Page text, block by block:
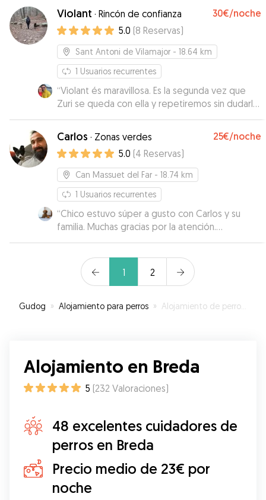
va contactar amb la Paula com si la conegués de
tota la vida. Una passada!!!!”
Violant · Rincón de confianza 30€/noche
5.0 (8 Reservas)
Sant Antoni de Vilamajor - 18.64 km
1 Usuarios recurrentes
“Violant és maravillosa. Es la segunda vez que
Zuri se queda con ella y repetiremos sin dudarlo.
Sabemos que él está feliz y encantado con
Violant y eso es lo más importante para
nosotros. Ella conoce las necesidades de Zuri y
se adapta para que él pueda disfrutar y a la vez
mantener su calma. Violant le acompaña de una
forma preciosa y estamos muy agradecidos por
ello. Gràcies, Violant.”
Carlos · Zonas verdes 25€/noche
5.0 (4 Reservas)
Can Massuet del Far - 18.74 km
1 Usuarios recurrentes
“Chico estuvo súper a gusto con Carlos y su
familia. Muchas gracias por la atención.
Recomendados !!”
1 2
Gudog » Alojamiento para perros » Alojamiento de perros en Breda
Alojamiento en Breda
5 (232 Valoraciones)
48 excelentes cuidadores de
perros en Breda
Precio medio de 23€ por
noche